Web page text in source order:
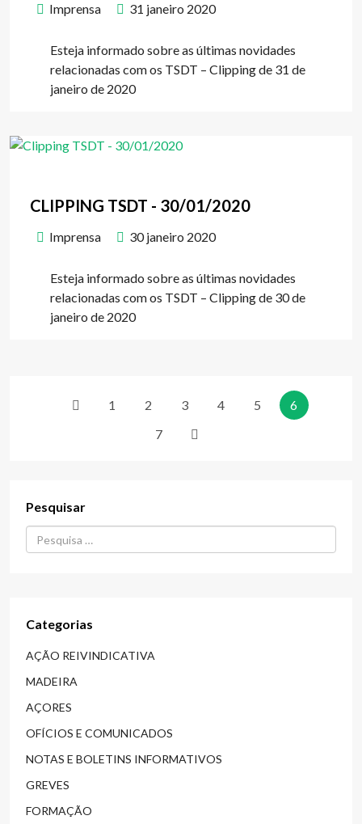
Imprensa 31 janeiro 2020
Esteja informado sobre as últimas novidades
relacionadas com os TSDT – Clipping de 31 de
janeiro de 2020
CLIPPING TSDT - 30/01/2020
Imprensa 30 janeiro 2020
Esteja informado sobre as últimas novidades
relacionadas com os TSDT – Clipping de 30 de
janeiro de 2020
1 2 3 4 5
6
7
Pesquisar
Procurar...
Categorias
AÇÃO REIVINDICATIVA
MADEIRA
AÇORES
OFÍCIOS E COMUNICADOS
NOTAS E BOLETINS INFORMATIVOS
GREVES
FORMAÇÃO